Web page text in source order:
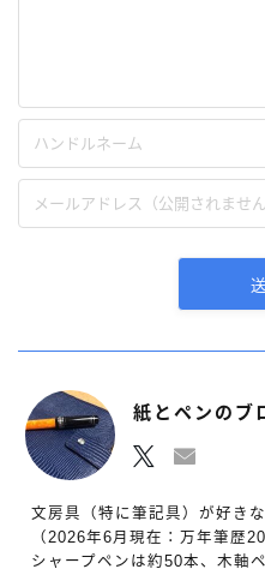
紙とペンのブ
文房具（特に筆記具）が好き
（2026年6月現在：万年筆歴
シャープペンは約50本、木軸